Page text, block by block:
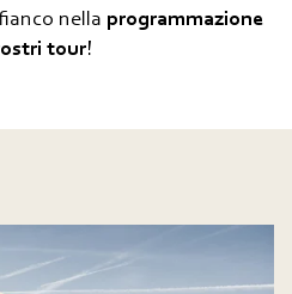
sulla neve,
nella programmazione
tour!